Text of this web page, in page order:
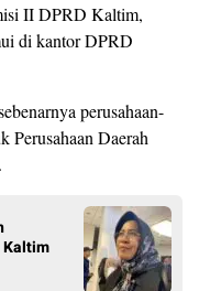
II DPRD Kaltim,
di kantor DPRD
perusahaan-
Perusahaan Daerah